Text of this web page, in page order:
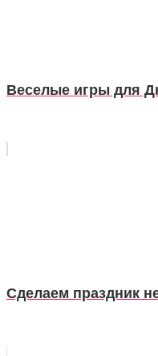
Веселые игры для
Сделаем праздник